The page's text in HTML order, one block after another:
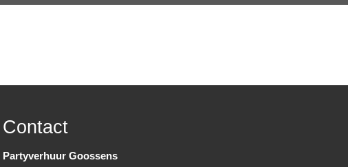
Contact
Partyverhuur Goossens